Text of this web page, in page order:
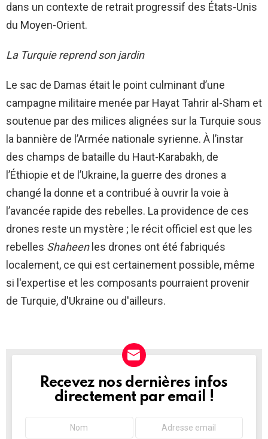
dans un contexte de retrait progressif des États-Unis
du Moyen-Orient.
La Turquie reprend son jardin
Le sac de Damas était le point culminant d’une
campagne militaire menée par Hayat Tahrir al-Sham et
soutenue par des milices alignées sur la Turquie sous
la bannière de l’Armée nationale syrienne. À l’instar
des champs de bataille du Haut-Karabakh, de
l’Éthiopie et de l’Ukraine, la guerre des drones a
changé la donne et a contribué à ouvrir la voie à
l’avancée rapide des rebelles. La providence de ces
drones reste un mystère ; le récit officiel est que les
rebelles Shaheenles drones ont été fabriqués
localement, ce qui est certainement possible, même
si l'expertise et les composants pourraient provenir
de Turquie, d'Ukraine ou d'ailleurs.
NEWSLETTER
Recevez nos dernières infos
directement par email !